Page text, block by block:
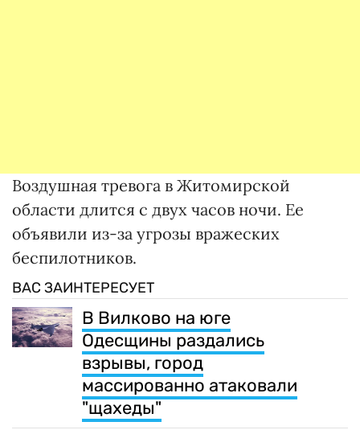
Воздушная тревога в Житомирской
области длится с двух часов ночи. Ее
объявили из-за угрозы вражеских
беспилотников.
ВАС ЗАИНТЕРЕСУЕТ
В Вилково на юге
Одесщины раздались
взрывы, город
массированно атаковали
"щахеды"